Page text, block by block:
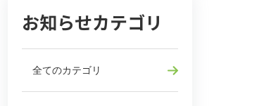
お知らせカテゴリ
全てのカテゴリ